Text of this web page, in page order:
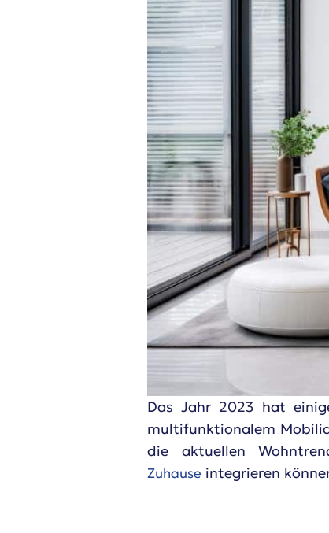
Das Jahr 2023 hat
multifunktionalem
die aktuellen
Zuhause integrieren